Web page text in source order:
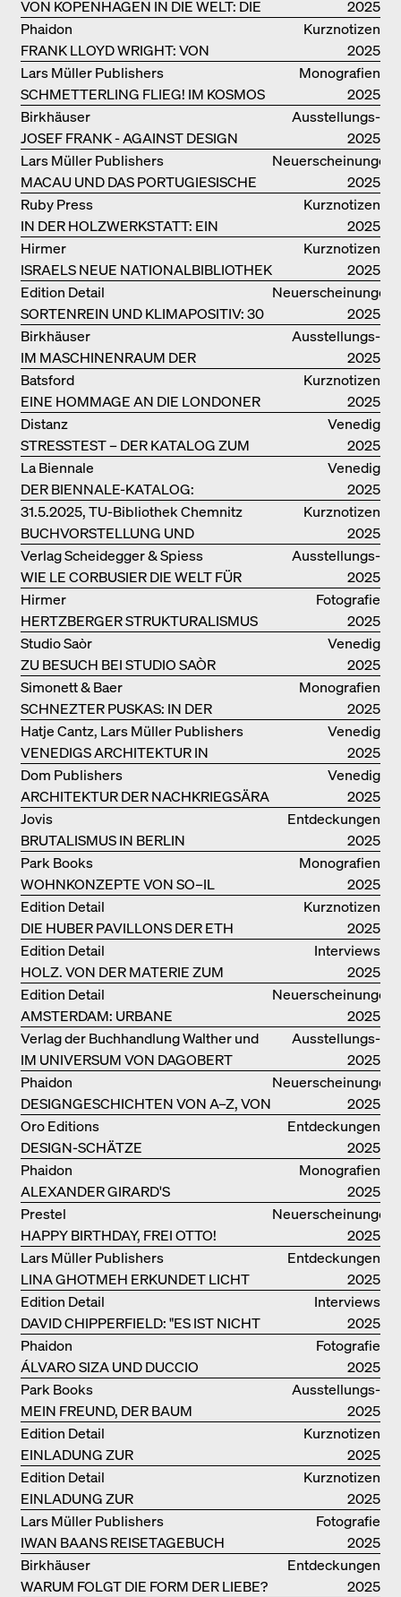
VON KOPENHAGEN IN DIE WELT: DIE
BJARKE INGELS GROUP
2025
Kurznotizen
FRANK LLOYD WRIGHT: VON
FALLINGWATER BIS ZUM ROBBIE
HOUSE
Phaidon
2025
Monografien
SCHMETTERLING FLIEG! IM KOSMOS
VON EOOS
Lars Müller Publishers
2025
Ausstellungs­
kataloge
JOSEF FRANK - AGAINST DESIGN
Birkhäuser
2025
Neuerscheinungen
MACAU UND DAS PORTUGIESISCHE
KOLONIALERBE IN CHINA
Lars Müller Publishers
2025
Kurznotizen
IN DER HOLZWERKSTATT: EIN
HANDBUCH
Ruby Press
2025
Kurznotizen
ISRAELS NEUE NATIONALBIBLIOTHEK
Hirmer
2025
Neuerscheinungen
SORTENREIN UND KLIMAPOSITIV: 30
VORBILDLICHE
HOLZKONSTRUKTIONEN
Edition Detail
2025
Ausstellungs­
kataloge
IM MASCHINENRAUM DER
ARCHITEKTUR
Birkhäuser
2025
Kurznotizen
EINE HOMMAGE AN DIE LONDONER
SOUTH BANK
Batsford
2025
Venedig
STRESSTEST – DER KATALOG ZUM
DEUTSCHEN PAVILLON IN VENEDIG
Distanz
2025
Venedig
DER BIENNALE-KATALOG:
INTELLIGENS. NATURAL. ARTIFICIAL.
COLLECTIVE
La Biennale
2025
Kurznotizen
BUCHVORSTELLUNG UND
PODIUMSDISKUSSION FREI OTTO
31.5.2025, TU-Bibliothek Chemnitz
2025
Ausstellungs­
kataloge
WIE LE CORBUSIER DIE WELT FÜR
SICH ORDNET
Verlag Scheidegger & Spiess
2025
Fotografie
HERTZBERGER STRUKTURALISMUS
Hirmer
2025
Venedig
ZU BESUCH BEI STUDIO SAÒR
Studio Saòr
2025
Monografien
SCHNEZTER PUSKAS: IN DER
DRITTEN GENERATION
Simonett & Baer
2025
Venedig
VENEDIGS ARCHITEKTUR IN
ELEMENTEN UND DIE STADT ALS
REALITÄT
Hatje Cantz, Lars Müller Publishers
2025
Venedig
ARCHITEKTUR DER NACHKRIEGSÄRA
IN VENEDIG
Dom Publishers
2025
Entdeckungen
BRUTALISMUS IN BERLIN
Jovis
2025
Monografien
WOHNKONZEPTE VON SO–IL
Park Books
2025
Kurznotizen
DIE HUBER PAVILLONS DER ETH
ZÜRICH – WIEDERVERWENDET!
Edition Detail
2025
Interviews
HOLZ. VON DER MATERIE ZUM
GEBAUTEN
Edition Detail
2025
Neuerscheinungen
AMSTERDAM: URBANE
ARCHITEKTUR UND LEBENSRÄUME
Edition Detail
2025
Ausstellungs­
kataloge
IM UNIVERSUM VON DAGOBERT
PECHE
Verlag der Buchhandlung Walther und
Franz König
2025
Neuerscheinungen
DESIGNGESCHICHTEN VON A–Z, VON
GAE AULENTI BIS ZU SORI YANAGI
Phaidon
2025
Entdeckungen
DESIGN-SCHÄTZE
WIEDERENTDECKT: FINN JUHLS
CHIEFTAIN CHAIR
Oro Editions
2025
Monografien
ALEXANDER GIRARD'S
OPTIMISTISCHE ENTWÜRFE
Phaidon
2025
Neuerscheinungen
HAPPY BIRTHDAY, FREI OTTO!
Prestel
2025
Entdeckungen
LINA GHOTMEH ERKUNDET LICHT
UND DUNKELHEIT
Lars Müller Publishers
2025
Interviews
DAVID CHIPPERFIELD: "ES IST NICHT
SO LEICHT, BERLIN ZU MÖGEN"
Edition Detail
2025
Fotografie
ÁLVARO SIZA UND DUCCIO
MALAGAMBA: SKIZZEN UND
FOTOGRAFIEN
Phaidon
2025
Ausstellungs­
kataloge
MEIN FREUND, DER BAUM
Park Books
2025
Kurznotizen
EINLADUNG ZUR
BUCHVORSTELLUNG
Edition Detail
2025
Kurznotizen
EINLADUNG ZUR
BUCHPRÄSENTATION IM
BREGENZERWALD
Edition Detail
2025
Fotografie
IWAN BAANS REISETAGEBUCH
Lars Müller Publishers
2025
Entdeckungen
WARUM FOLGT DIE FORM DER LIEBE?
Birkhäuser
2025